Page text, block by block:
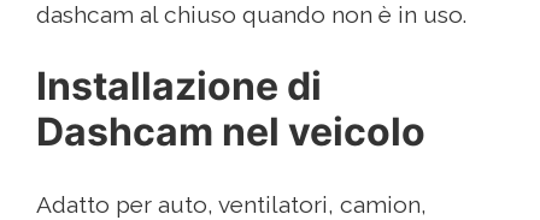
dashcam al chiuso quando non è in uso.
Installazione di
Dashcam nel veicolo
Adatto per auto, ventilatori, camion,